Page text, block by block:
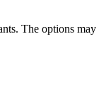
The options may